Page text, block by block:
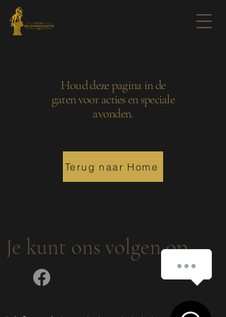
Houd deze pagina in de
gaten voor acties en speciale
avonden.
Terug naar Home
Je kunt ons volgen op